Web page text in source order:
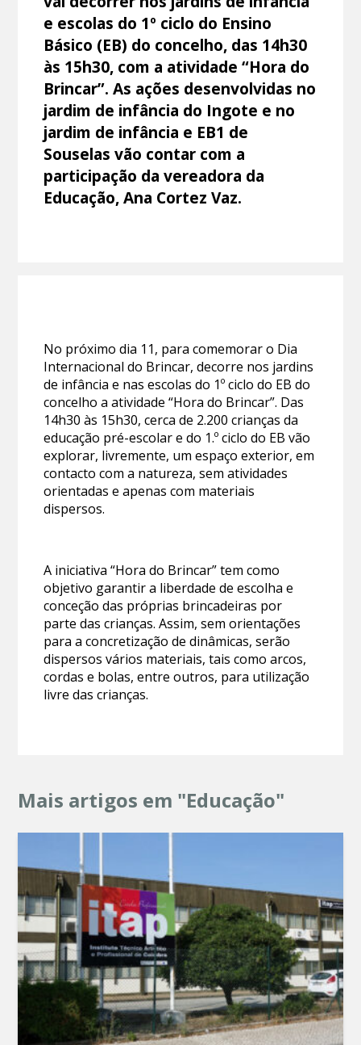
e escolas do 1º ciclo do Ensino
Básico (EB) do concelho, das 14h30
às 15h30, com a atividade “Hora do
Brincar”. As ações desenvolvidas no
jardim de infância do Ingote e no
jardim de infância e EB1 de
Souselas vão contar com a
participação da vereadora da
Educação, Ana Cortez Vaz.
No próximo dia 11, para comemorar o Dia
Internacional do Brincar, decorre nos jardins
de infância e nas escolas do 1º ciclo do EB do
concelho a atividade “Hora do Brincar”. Das
14h30 às 15h30, cerca de 2.200 crianças da
educação pré-escolar e do 1.º ciclo do EB vão
explorar, livremente, um espaço exterior, em
contacto com a natureza, sem atividades
orientadas e apenas com materiais
dispersos.
A iniciativa “Hora do Brincar” tem como
objetivo garantir a liberdade de escolha e
conceção das próprias brincadeiras por
parte das crianças. Assim, sem orientações
para a concretização de dinâmicas, serão
dispersos vários materiais, tais como arcos,
cordas e bolas, entre outros, para utilização
livre das crianças.
Mais artigos em "Educação"